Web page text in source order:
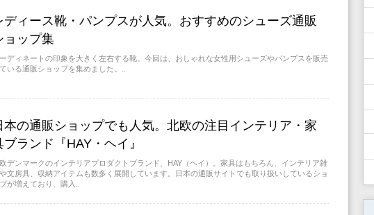
ディース靴・パンプスが人気。おすすめのシューズ通販
ョップ集
ディネートの印象を大きく左右する靴。今回は、おしゃれな女性用シューズやパンプスを販売
いる通販ショップを集めました。..
本の通販ショップでも人気。北欧の注目インテリア・家
ブランド『HAY・ヘイ』
デンマークのインテリアプロダクトブランド、HAY（ヘイ）。家具はもちろん、インテリア雑
文房具、収納アイテムも数多く展開しています。日本の通販サイトでも取り扱いしているショ
が増えており、購入..